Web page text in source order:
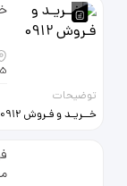
15
توضیحات